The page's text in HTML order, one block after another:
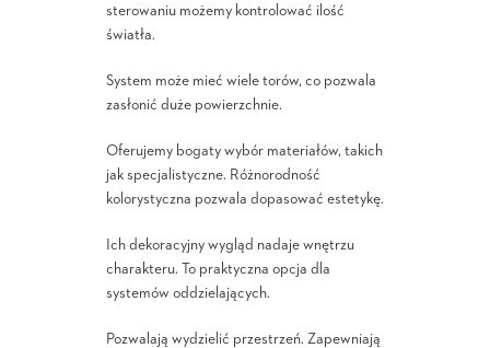
sterowaniu możemy kontrolować ilość
światła.
System może mieć wiele torów, co pozwala
zasłonić duże powierzchnie.
Oferujemy bogaty wybór materiałów, takich
jak specjalistyczne. Różnorodność
kolorystyczna pozwala dopasować estetykę.
Ich dekoracyjny wygląd nadaje wnętrzu
charakteru. To praktyczna opcja dla
systemów oddzielających.
Pozwalają wydzielić przestrzeń. Zapewniają